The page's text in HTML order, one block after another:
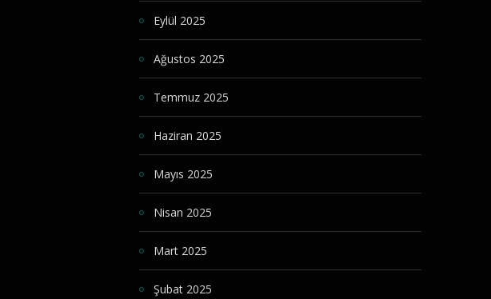
Eylül 2025
Ağustos 2025
Temmuz 2025
Haziran 2025
Mayıs 2025
Nisan 2025
Mart 2025
Şubat 2025